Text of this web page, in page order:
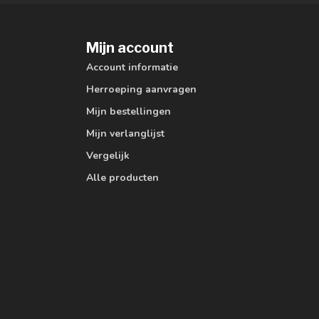
Mijn account
Account informatie
Herroeping aanvragen
Mijn bestellingen
Mijn verlanglijst
Vergelijk
Alle producten